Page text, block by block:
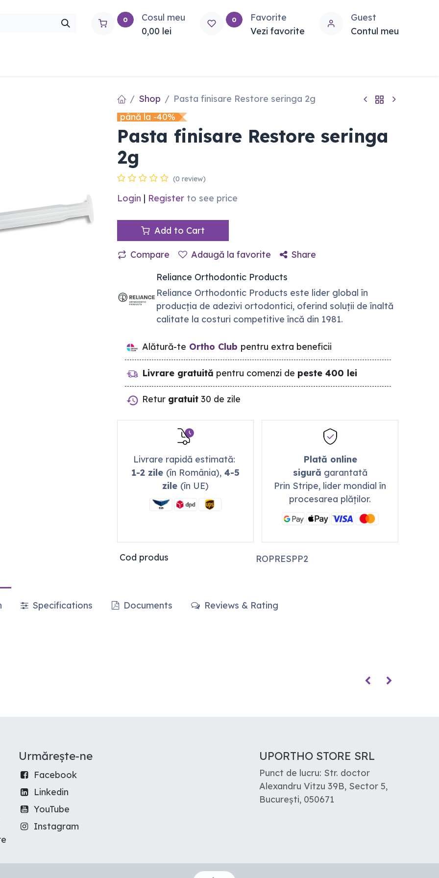
0
Cosul meu
0,00 lei
0
Favorite
Vezi favorite
Guest
Contul meu
Shop
Pasta finisare Restore seringa 2g
până la -40%
Pasta finisare Restore seringa
2g
(0 review)
Login | Register to see price
Add to Cart
Compare Adaugă la favorite
Share
Reliance Orthodontic Products
Reliance Orthodontic Products este lider global în
producția de adezivi ortodontici, oferind soluții de înaltă
calitate la costuri competitive încă din 1981.
Alătură-te Ortho Club pentru extra beneficii
Livrare gratuită pentru comenzi de peste 400 lei
Retur gratuit 30 de zile
Livrare rapidă estimată:
1-2 zile (în România), 4-5
zile (în UE)
Plată online
sigură garantată
Prin Stripe, lider mondial în
procesarea plăților.
Cod produs ROPRESPP2
Specifications Documents Reviews & Rating
Urmărește-ne
Facebook
Linkedin
YouTube
Instagram
UPORTHO STORE SRL
Punct de lucru: Str. doctor
Alexandru Vitzu 39B, Sector 5,
București, 050671